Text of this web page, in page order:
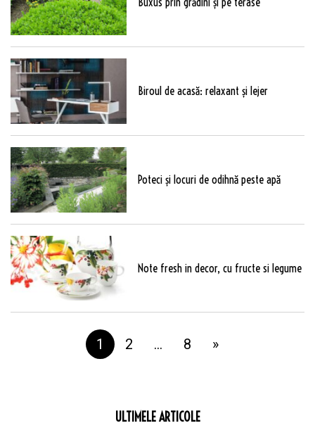
Biroul de acasă: relaxant și lejer
Poteci și locuri de odihnă peste apă
Note fresh in decor, cu fructe si legume
1 2 … 8 »
ULTIMELE ARTICOLE